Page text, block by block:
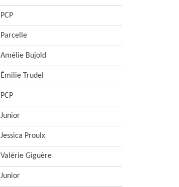
PCP
Parcelle
Amélie Bujold
Émilie Trudel
PCP
Junior
Jessica Proulx
Valérie Giguère
Junior